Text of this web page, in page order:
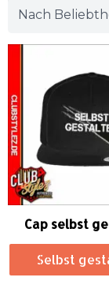
Cap selbst
Selbst